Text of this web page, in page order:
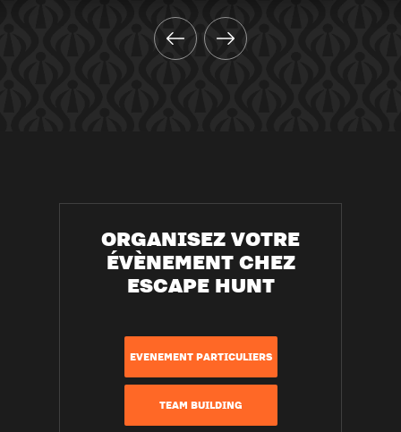
ORGANISEZ VOTRE
ÉVÈNEMENT CHEZ
ESCAPE HUNT
EVENEMENT PARTICULIERS
TEAM BUILDING